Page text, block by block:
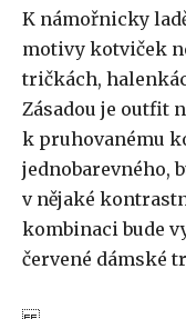
K námořnicky
motivy kotviček
tričkách,
Zásadou je outfit
k pruhovanému
jednobarevného,
v nějaké
kombinaci bude
červené dámské